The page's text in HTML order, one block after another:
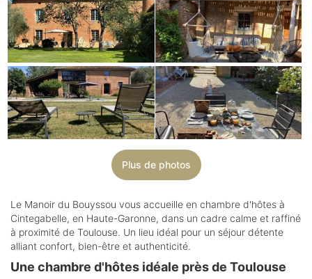
Plus de photos
Le Manoir du Bouyssou vous accueille en chambre d'hôtes à
Cintegabelle, en Haute-Garonne, dans un cadre calme et raffiné
à proximité de Toulouse. Un lieu idéal pour un séjour détente
alliant confort, bien-être et authenticité.
Une chambre d'hôtes idéale près de Toulouse